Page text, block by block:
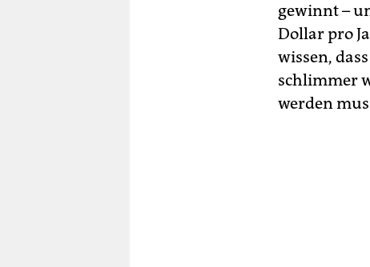
gewinnt –
Dollar pro
wissen,
schlimmer
werden